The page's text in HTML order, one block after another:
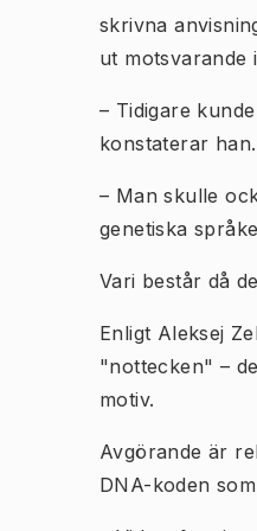
skrivna
ut motsvarande
– Tidigare
konstaterar han.
– Man skulle
genetiska
Vari består då
Enligt Aleksej
"nottecken" –
motiv.
Avgörande är
DNA-koden